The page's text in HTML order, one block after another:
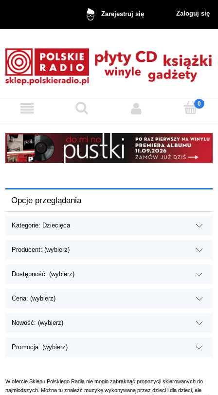
Zarejestruj się Zaloguj się
Opcje przeglądania
Kategorie: Dziecięca
Producent: (wybierz)
Dostępność: (wybierz)
Cena: (wybierz)
Nowość: (wybierz)
Promocja: (wybierz)
W ofercie Sklepu Polskiego Radia nie mogło zabraknąć propozycji skierowanych do
najmłodszych. Można tu znaleźć muzykę wykonywaną przez dzieci i dla dzieci, ale